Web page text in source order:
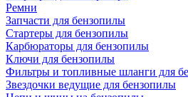
Ремни
Запчасти для бензопилы
Стартеры для бензопилы
Карбюраторы для бензопилы
Ключи для бензопилы
Фильтры и топливные шланги для
Звездочки ведущие для бензопилы